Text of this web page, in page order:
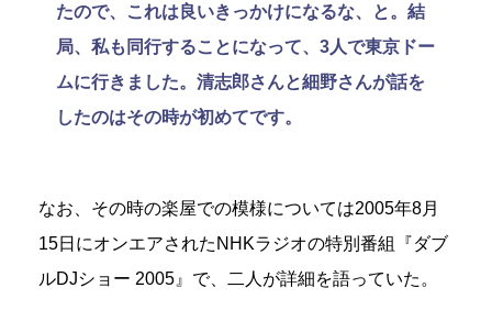
たので、これは良いきっかけになるな、と。結
局、私も同行することになって、3人で東京ドー
ムに行きました。清志郎さんと細野さんが話を
したのはその時が初めてです。
なお、その時の楽屋での模様については2005年8月
15日にオンエアされたNHKラジオの特別番組『ダブ
ルDJショー 2005』で、二人が詳細を語っていた。